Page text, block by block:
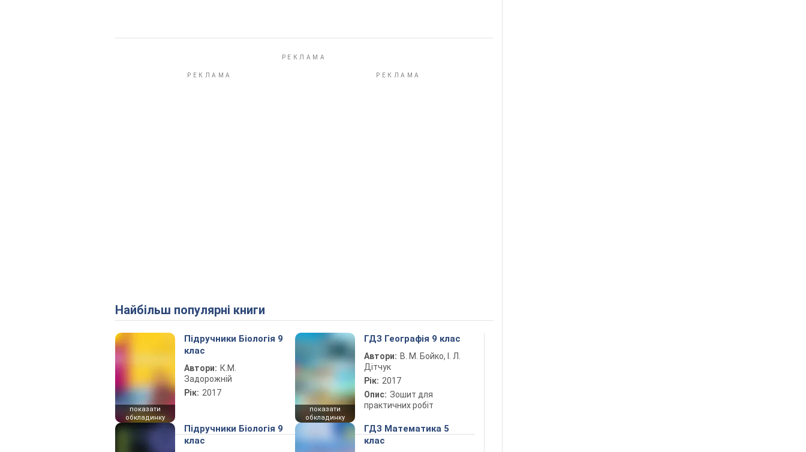
Найбільш популярні книги
показати
обкладинку
Підручники Біологія 9
клас
Автори: К.М.
Задорожній
Рік: 2017
показати
обкладинку
ГДЗ Географія 9 клас
Автори: В. М. Бойко, І. Л.
Дітчук
Рік: 2017
Опис: Зошит для
практичних робіт
Підручники Біологія 9
клас
ГДЗ Математика 5
клас